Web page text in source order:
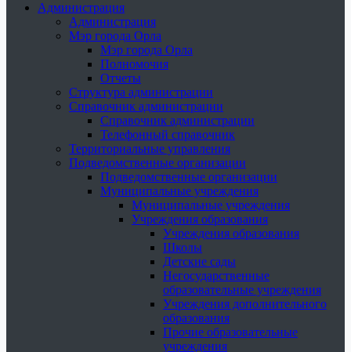
Администрация
Администрация
Мэр города Орла
Мэр города Орла
Полномочия
Отчеты
Структура администрации
Справочник администрации
Справочник администрации
Телефонный справочник
Территориальные управления
Подведомственные организации
Подведомственные организации
Муниципальные учреждения
Муниципальные учреждения
Учреждения образования
Учреждения образования
Школы
Детские сады
Негосударственные
образовательные учреждения
Учреждения дополнительного
образования
Прочие образовательные
учреждения